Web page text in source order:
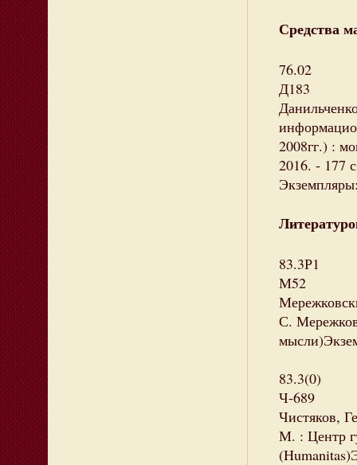
Средства
76.02
Д183
2008гг.) :
2016. - 177 с
83.3Р1
М52
С.
83.3(0)
Ч-689
Чистяков,
М. : Центр